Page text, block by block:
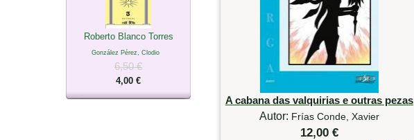
Roberto Blanco Torres
González Pérez, Clodio
6,50 €
4,00 €
A cabana das valquirias e outras pezas
Autor: Frías Conde, Xavier
12,00 €